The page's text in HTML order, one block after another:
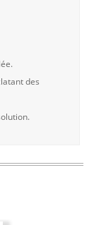
des